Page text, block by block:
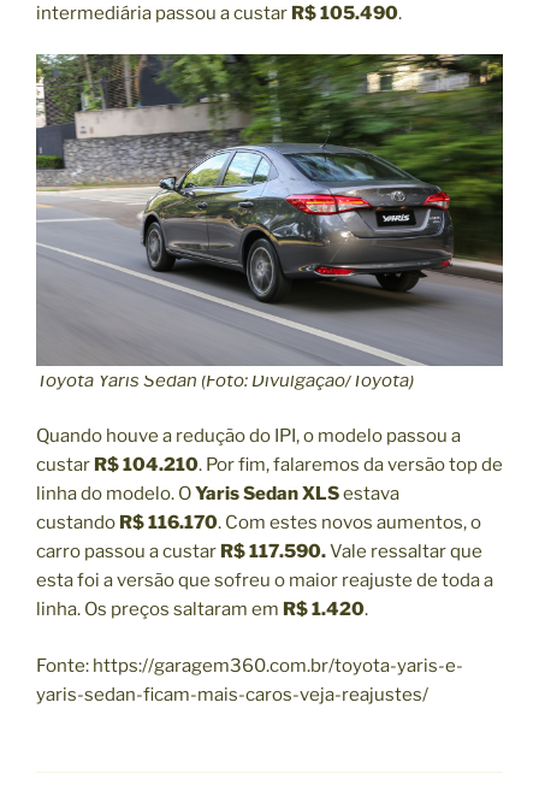
intermediária passou a custar R$ 105.490.
Toyota Yaris Sedan (Foto: Divulgação/Toyota)
Quando houve a redução do IPI, o modelo passou a
custar R$ 104.210. Por fim, falaremos da versão top de
linha do modelo. OYaris Sedan XLSestava
custando R$ 116.170. Com estes novos aumentos, o
carro passou a custar R$ 117.590.Vale ressaltar que
esta foi a versão que sofreu o maior reajuste de toda a
linha. Os preços saltaram em R$ 1.420.
Fonte: https://garagem360.com.br/toyota-yaris-e-
yaris-sedan-ficam-mais-caros-veja-reajustes/